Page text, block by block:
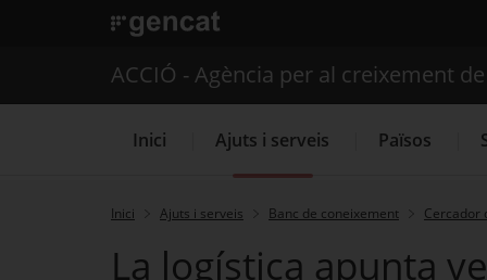
. Obre en una nova finestra.
Serveis d'internacionalització
ACCIÓ - Agència per al creixement
Inici Ajuts i serveis Països
Inici Ajuts i serveis Banc de coneixement Cercador
La logística apunta